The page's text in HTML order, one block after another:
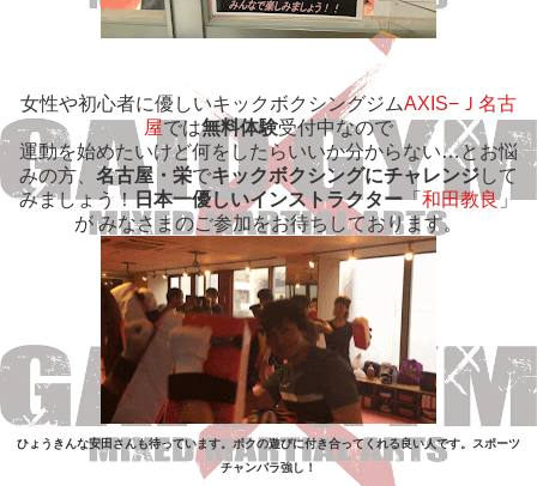
女性や初心者に優しいキックボクシングジムAXIS−Ｊ名古
屋では無料体験受付中なので
運動を始めたいけど何をしたらいいか分からない…とお悩
みの方、 名古屋・栄でキックボクシングにチャレンジして
みましょう！日本一優しいインストラクター「 和田教良」
が みなさまのご参加をお待ちしております。
ひょうきんな安田さんも待っています。ボクの遊びに付き合ってくれる良い人です。スポーツ
チャンバラ強し！